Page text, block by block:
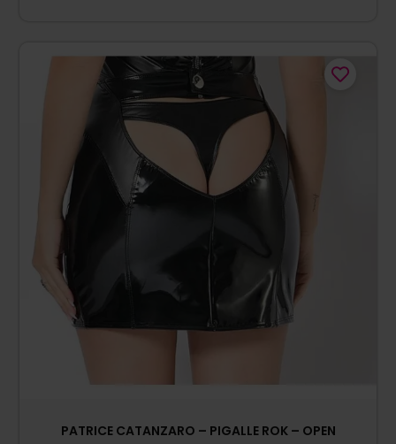
PATRICE CATANZARO – PIGALLE ROK – OPEN